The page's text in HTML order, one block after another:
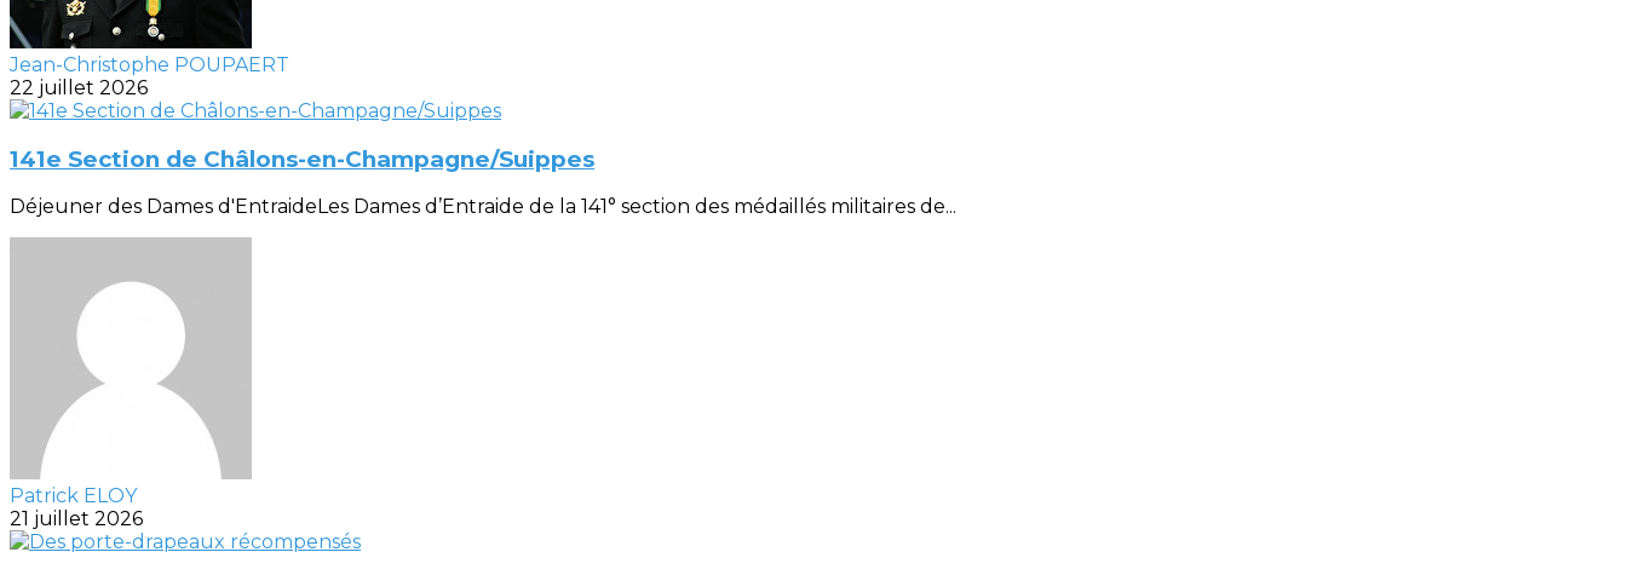
Jean-Christophe POUPAERT
22 juillet 2026
141e Section de Châlons-en-Champagne/Suippes
Déjeuner des Dames d'EntraideLes Dames d’Entraide de la 141° section des médaillés militaires de...
Patrick ELOY
21 juillet 2026